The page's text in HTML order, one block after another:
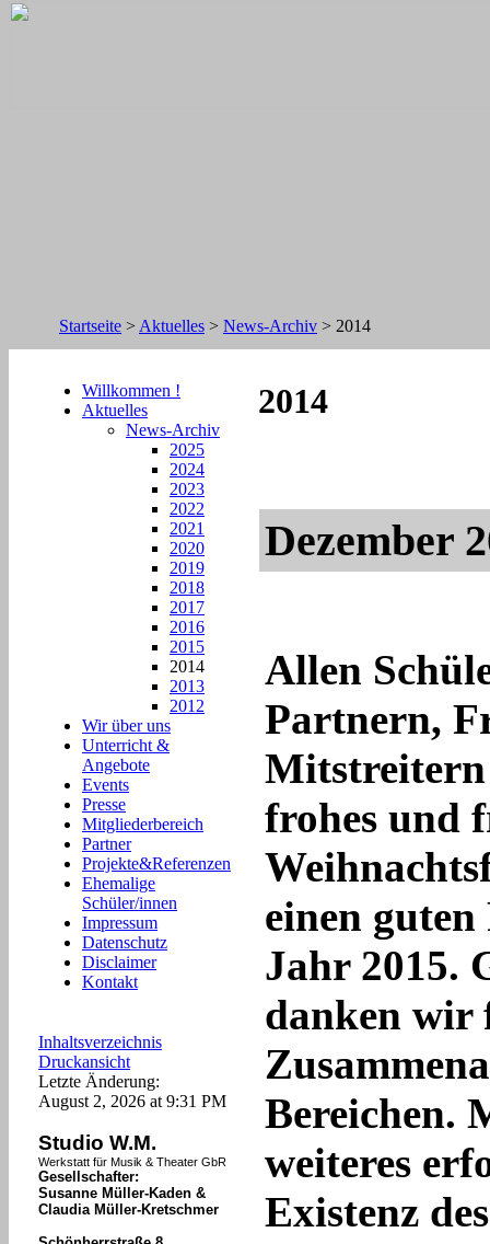
Startseite > Aktuelles > News-Archiv > 2014
Willkommen !
Aktuelles
News-Archiv
2025
2024
2023
2022
2021
2020
2019
2018
2017
2016
2015
2014
2013
2012
Wir über uns
Unterricht &
Angebote
Events
Presse
Mitgliederbereich
Partner
Projekte&Referenzen
Ehemalige
Schüler/innen
Impressum
Datenschutz
Disclaimer
Kontakt
Inhaltsverzeichnis
Druckansicht
Letzte Änderung:
August 2, 2026 at 9:31 PM
Studio W.M.
Werkstatt für Musik & Theater GbR
Gesellschafter:
Susanne Müller-Kaden &
Claudia Müller-Kretschmer
2014
Dezember
Allen
Partnern,
Mitstreitern
frohes und
einen guten
Jahr 2015.
danken wir
Bereichen.
weiteres
Existenz